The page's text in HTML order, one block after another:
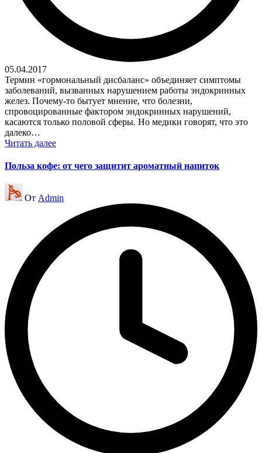
05.04.2017
Термин «гормональный дисбаланс» объединяет симптомы
заболеваний, вызванных нарушением работы эндокринных
желез. Почему-то бытует мнение, что болезни,
спровоцированные фактором эндокринных нарушений,
касаются только половой сферы. Но медики говорят, что это
далеко…
Читать далее
Польза кофе: от чего защитит ароматный напиток
Запись
от
От Admin